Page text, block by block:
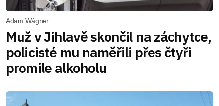
Adam Wágner
Muž v Jihlavě skončil na záchytce,
policisté mu naměřili přes čtyři
promile alkoholu